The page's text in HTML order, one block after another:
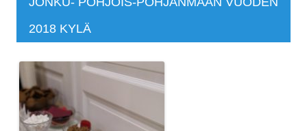
2018 KYLÄ